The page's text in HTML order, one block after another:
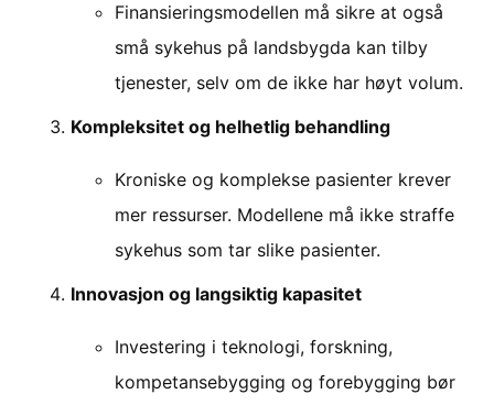
Finansieringsmodellen må sikre at også
små sykehus på landsbygda kan tilby
tjenester, selv om de ikke har høyt volum.
Kompleksitet og helhetlig behandling
Kroniske og komplekse pasienter krever
mer ressurser. Modellene må ikke straffe
sykehus som tar slike pasienter.
Innovasjon og langsiktig kapasitet
Investering i teknologi, forskning,
kompetansebygging og forebygging bør